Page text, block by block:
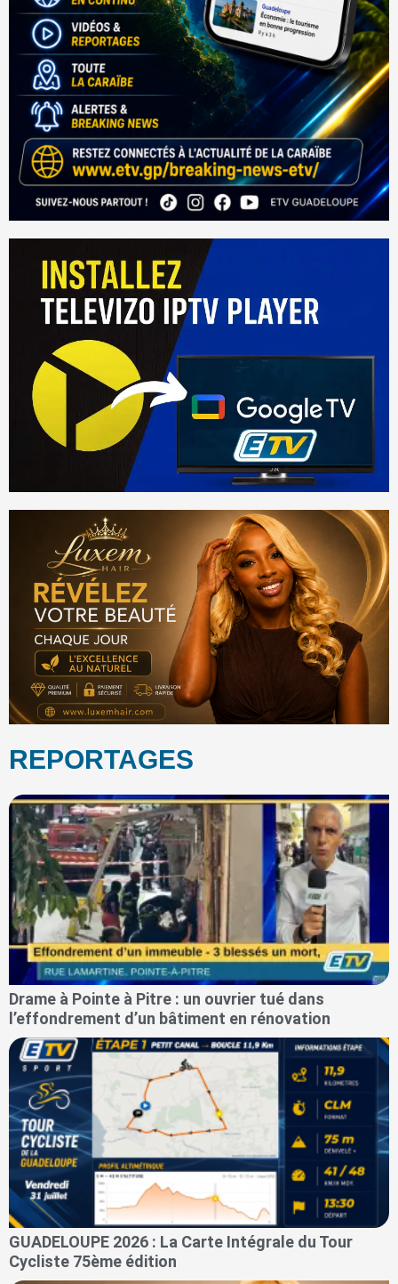
REPORTAGES
Drame à Pointe à Pitre : un ouvrier tué dans
l’effondrement d’un bâtiment en rénovation
GUADELOUPE 2026 : La Carte Intégrale du Tour
Cycliste 75ème édition